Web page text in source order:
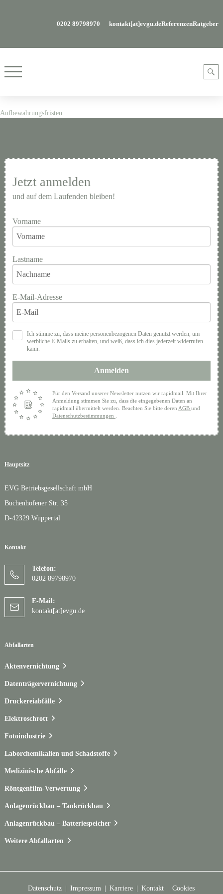
0202 89798970 kontakt[at]evgu.deReferenzenRatgeber
Aufbewahrungsfristen
Hauptsitz
EVG Betriebsgesellschaft mbH
Buchenhofener Str. 35
D-42329 Wuppertal
Kontakt
Telefon:
0202 89798970
E-Mail:
kontakt[at]evgu.de
Abfallarten
Aktenvernichtung
Datenträgervernichtung
Druckereiabfälle
Elektroschrott
Fotoindustrie
Laborchemikalien und Schadstoffe
Medizinische Abfälle
Röntgenfilm-Verwertung
Anlagenrückbau – Tankrückbau
Anlagenrückbau – Batteriespeicher
Weitere Abfallarten
Jetzt anmelden
und auf dem Laufenden bleiben!
Vorname
Lastname
E-Mail-Adresse
Ich stimme zu, dass meine personenbezogenen Daten genutzt werden, um
werbliche E-Mails zu erhalten, und weiß, dass ich dies jederzeit widerrufen
kann.
Anmelden
Für den Versand unserer Newsletter nutzen wir rapidmail. Mit Ihrer
Anmeldung stimmen Sie zu, dass die eingegebenen Daten an
rapidmail übermittelt werden. Beachten Sie bitte deren AGB und
Datenschutzbestimmungen
Datenschutz Impressum Karriere Kontakt Cookies